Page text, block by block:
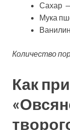
Сахар
Мука
Количество
Как